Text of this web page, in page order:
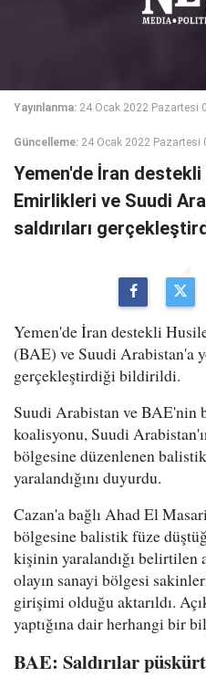
Yayınlanma: 24 Ocak 2022 Pazartesi
Güncelleme: 24 Ocak 2022 Pazartesi
Yemen'de İran
Emirlikleri ve Suudi
saldırıları
Yemen'de İran destekli
(BAE) ve Suudi Arabistan'a
gerçekleştirdiği bildirildi.
Suudi Arabistan ve BAE'nin
koalisyonu, Suudi
bölgesine düzenlenen
yaralandığını duyurdu.
Cazan'a bağlı Ahad El
bölgesine balistik füze
kişinin yaralandığı belirtilen
olayın sanayi bölgesi
girişimi olduğu aktarıldı.
yaptığına dair herhangi bir
BAE: Saldırılar